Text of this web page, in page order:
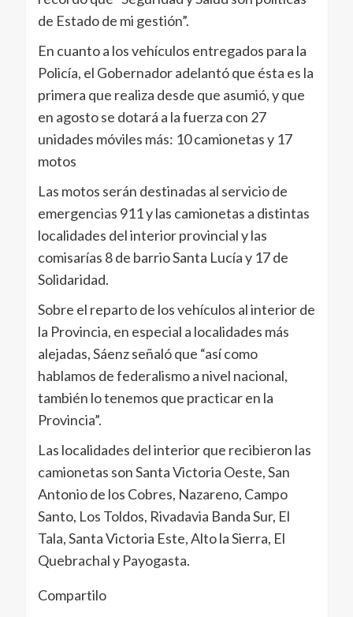
de Estado de mi gestión”.
En cuanto a los vehículos entregados para la
Policía, el Gobernador adelantó que ésta es la
primera que realiza desde que asumió, y que
en agosto se dotará a la fuerza con 27
unidades móviles más: 10 camionetas y 17
motos
Las motos serán destinadas al servicio de
emergencias 911 y las camionetas a distintas
localidades del interior provincial y las
comisarías 8 de barrio Santa Lucía y 17 de
Solidaridad.
Sobre el reparto de los vehículos al interior de
la Provincia, en especial a localidades más
alejadas, Sáenz señaló que “así como
hablamos de federalismo a nivel nacional,
también lo tenemos que practicar en la
Provincia”.
Las localidades del interior que recibieron las
camionetas son Santa Victoria Oeste, San
Antonio de los Cobres, Nazareno, Campo
Santo, Los Toldos, Rivadavia Banda Sur, El
Tala, Santa Victoria Este, Alto la Sierra, El
Quebrachal y Payogasta.
Compartilo